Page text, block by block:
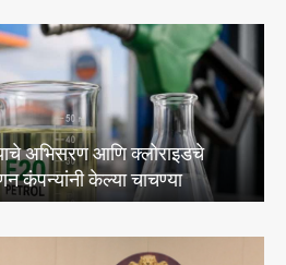
अभिसरण आणि क्लोराइडचे
कंपन्यांनी केल्या चाचण्या